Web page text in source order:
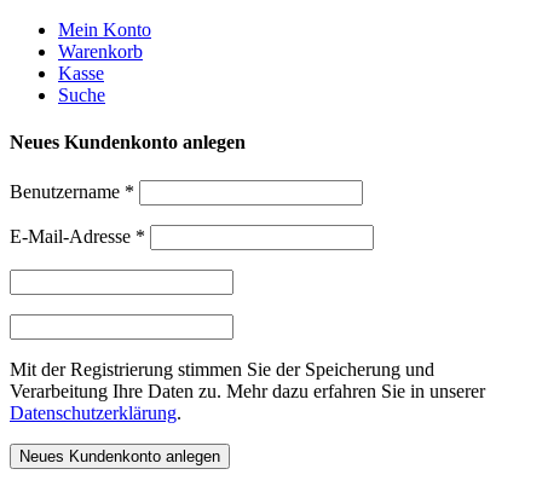
Mein Konto
Warenkorb
Kasse
Suche
Neues Kundenkonto anlegen
Benutzername *
E-Mail-Adresse *
Mit der Registrierung stimmen Sie der Speicherung und
Verarbeitung Ihre Daten zu. Mehr dazu erfahren Sie in unserer
Datenschutzerklärung.